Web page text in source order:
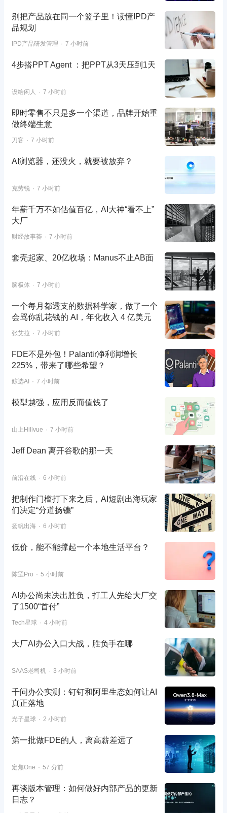
别把产品放在同一个篮子里！读懂IPD产
品规划
IPD产品研发管理 7 小时前
4步搭PPT Agent ：把PPT从3天压到1天
设绘闲人 7 小时前
即时零售不只是多一个渠道，品牌开始重
做终端生意
刀客 7 小时前
AI浏览器，还没火，就要被放弃？
克劳锐 7 小时前
年薪千万不如估值百亿，AI大神“看不上”
大厂
财经故事荟 7 小时前
套壳起家、20亿收场：Manus不止AB面
脑极体 7 小时前
一个每月都透支的数据科学家，做了一个
会骂你乱花钱的 AI，年化收入 4 亿美元
张艾拉 7 小时前
FDE不是外包！Palantir净利润增长
225%，带来了哪些希望？
鲸选AI 7 小时前
模型越强，应用反而值钱了
山上Hillvue 7 小时前
Jeff Dean 离开谷歌的那一天
前沿在线 6 小时前
把制作门槛打下来之后，AI短剧出海玩家
们决定“分道扬镳”
扬帆出海 6 小时前
低价，能不能撑起一个本地生活平台？
陈罡Pro 5 小时前
AI办公尚未决出胜负，打工人先给大厂交
了1500“首付”
Tech星球 4 小时前
大厂AI办公入口大战，胜负手在哪
SAAS老司机 3 小时前
千问办公实测：钉钉和阿里生态如何让AI
真正落地
光子星球 2 小时前
第一批做FDE的人，离高薪差远了
定焦One 57 分前
再谈版本管理：如何做好内部产品的更新
日志？